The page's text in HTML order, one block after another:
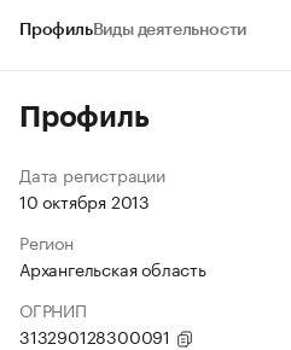
ПрофильВиды деятельности
Профиль
Дата регистрации
10 октября 2013
Регион
Архангельская область
ОГРНИП
313290128300091